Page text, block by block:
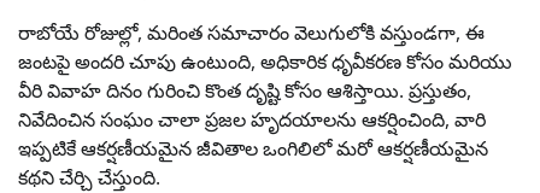
రాబోయే రోజుల్లో, మరింత సమాచారం వెలుగులోకి వస్తుండగా, ఈ
జంటపై అందరి చూపు ఉంటుంది, అధికారిక ధృవీకరణ కోసం మరియు
వీరి వివాహ దినం గురించి కొంత దృష్టి కోసం ఆశిస్తాయి. ప్రస్తుతం,
నివేదించిన సంఘం చాలా ప్రజల హృదయాలను ఆకర్షించింది, వారి
ఇప్పటికే ఆకర్షణీయమైన జీవితాల ఒంగిలిలో మరో ఆకర్షణీయమైన
కథని చేర్చి చేస్తుంది.